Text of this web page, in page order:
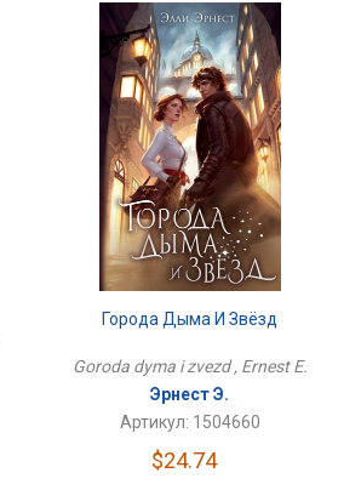
Города Дыма И Звёзд
Goroda dyma i zvezd , Ernest E.
Эрнест Э.
Артикул: 1504660
$24.74